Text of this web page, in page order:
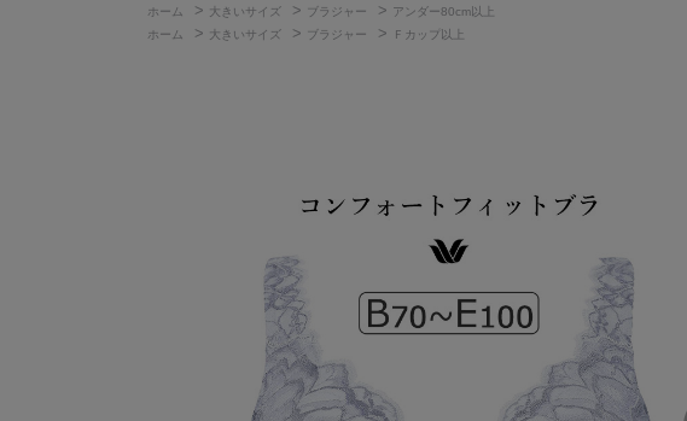
ホーム
> 大きいサイズ > ブラジャー > アンダー80cm以上
ホーム
> 大きいサイズ > ブラジャー > Ｆカップ以上